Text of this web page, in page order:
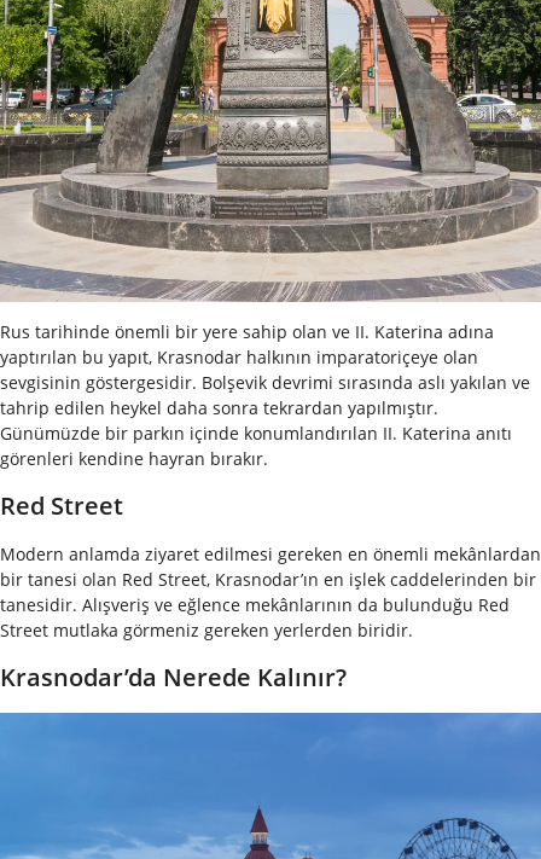
Rus tarihinde önemli bir yere sahip olan ve II. Katerina adına
yaptırılan bu yapıt, Krasnodar halkının imparatoriçeye olan
sevgisinin göstergesidir. Bolşevik devrimi sırasında aslı yakılan ve
tahrip edilen heykel daha sonra tekrardan yapılmıştır.
Günümüzde bir parkın içinde konumlandırılan II. Katerina anıtı
görenleri kendine hayran bırakır.
Red Street
Modern anlamda ziyaret edilmesi gereken en önemli mekânlardan
bir tanesi olan Red Street, Krasnodar’ın en işlek caddelerinden bir
tanesidir. Alışveriş ve eğlence mekânlarının da bulunduğu Red
Street mutlaka görmeniz gereken yerlerden biridir.
Krasnodar’da Nerede Kalınır?